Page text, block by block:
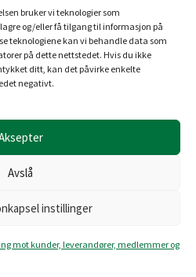
bruker vi teknologier som
og/eller få tilgang til informasjon på
teknologiene kan vi behandle data som
på dette nettstedet. Hvis du ikke
ditt, kan det påvirke enkelte
negativt.
Avslå
instillinger
mot kunder, leverandører, medlemmer og
Norge AS 2026